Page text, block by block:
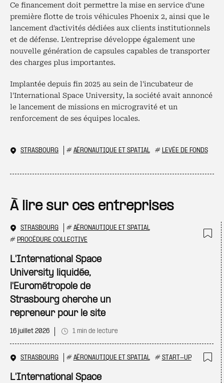
Ce financement doit permettre la mise en service d'une
première flotte de trois véhicules Phoenix 2, ainsi que le
lancement d'activités dédiées aux clients institutionnels
et de défense. L'entreprise développe également une
nouvelle génération de capsules capables de transporter
des charges plus importantes.
Implantée depuis fin 2025 au sein de l'incubateur de
l'International Space University, la société avait annoncé
le lancement de missions en microgravité et un
renforcement de ses équipes locales.
STRASBOURG # AÉRONAUTIQUE ET SPATIAL # LEVÉE DE FONDS
À lire sur ces entreprises
STRASBOURG # AÉRONAUTIQUE ET SPATIAL
# PROCÉDURE COLLECTIVE
L'International Space
University liquidée,
l'Eurométropole de
Strasbourg cherche un
repreneur pour le site
16 juillet 2026 1 min de lecture
STRASBOURG # AÉRONAUTIQUE ET SPATIAL # START-UP
L'International Space